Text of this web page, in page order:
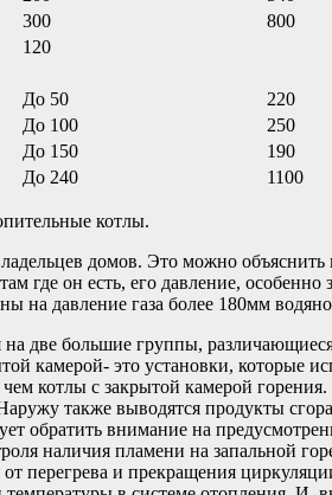
300
800
120
До 50
220
До 100
250
До 150
190
До 240 1100
котлы.
домов. Это можно объяснить
где он есть, его давление,
на давление газа более 180мм
на две большие группы,
камерой- это установки, которые
котлы с закрытой камерой
также выводятся продукты
обратить внимание на
наличия пламени на запальной
перегрева и прекращения